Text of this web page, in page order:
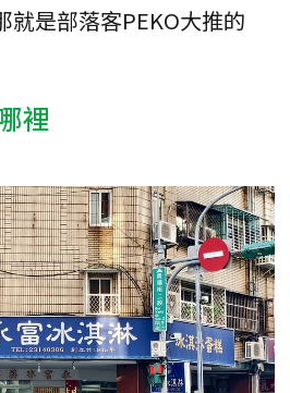
就是部落客PEKO大推的
裡